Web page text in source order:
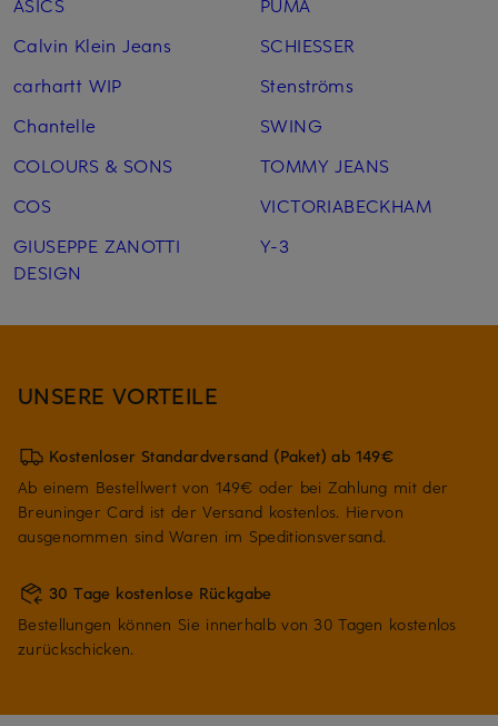
Calvin Klein Jeans
carhartt WIP
Chantelle
COLOURS & SONS
COS
GIUSEPPE ZANOTTI
DESIGN
SCHIESSER
Stenströms
SWING
TOMMY JEANS
VICTORIABECKHAM
Y-3
UNSERE VORTEILE
Kostenloser Standardversand (Paket) ab 149€
Ab einem Bestellwert von 149€ oder bei Zahlung mit der
Breuninger Card ist der Versand kostenlos. Hiervon
ausgenommen sind Waren im Speditionsversand.
30 Tage kostenlose Rückgabe
Bestellungen können Sie innerhalb von 30 Tagen kostenlos
zurückschicken.